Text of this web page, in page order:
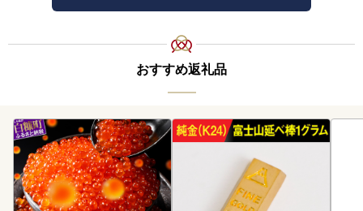
おすすめ返礼品